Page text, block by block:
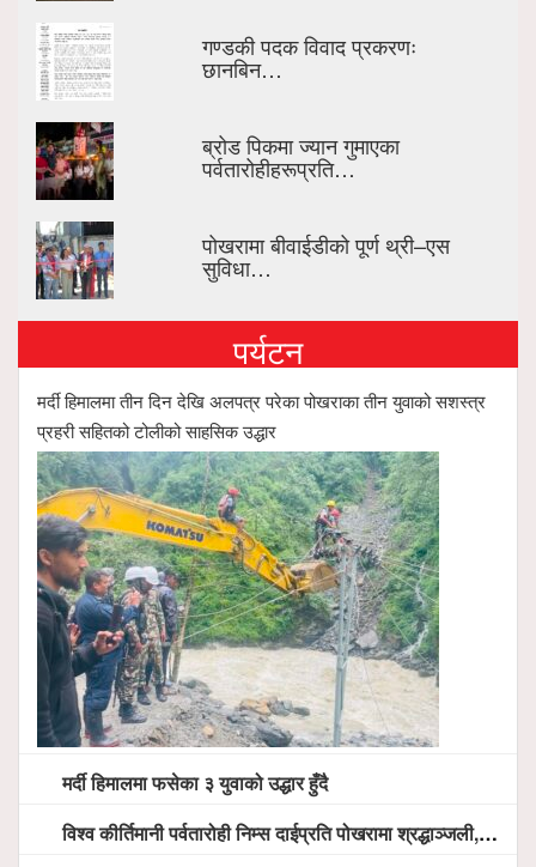
गण्डकी पदक विवाद प्रकरणः
छानबिन…
ब्रोड पिकमा ज्यान गुमाएका
पर्वतारोहीहरूप्रति…
पोखरामा बीवाईडीको पूर्ण थ्री–एस
सुविधा…
पर्यटन
मर्दी हिमालमा तीन दिन देखि अलपत्र परेका पोखराका तीन युवाको सशस्त्र
प्रहरी सहितको टोलीको साहसिक उद्धार
मर्दी हिमालमा फसेका ३ युवाको उद्धार हुँदै
विश्व कीर्तिमानी पर्वतारोही निम्स दाईप्रति पोखरामा श्रद्धाञ्जली, दीप प्रज्वलन गर्दै योगदानको प्रशंसा (भिडियो सहित)